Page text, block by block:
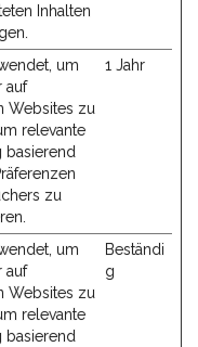
Inhalten
um
auf
Websites zu
relevante
basierend
zu
1 Jahr
um
auf
Websites zu
relevante
basierend
Beständi
g